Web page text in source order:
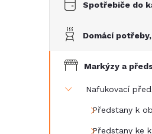
Spotřebiče do
Domácí
Markýzy a
Nafukovací
Předstany k
Předstany ke